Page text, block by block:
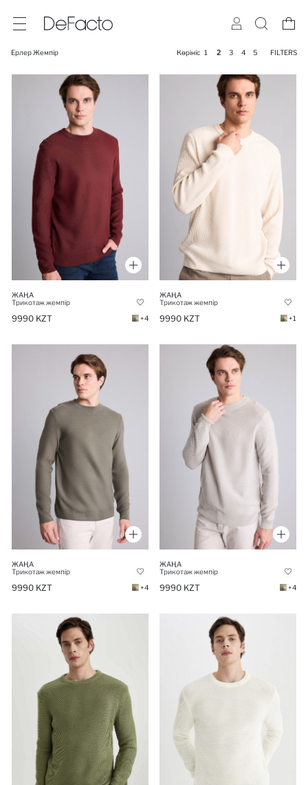
Ерлер Жемпір Көрініс 1 2 3 4 5 FILTERS
ЖАҢА
Трикотаж жемпір
9990 KZT +4
ЖАҢА
Трикотаж жемпір
9990 KZT +1
ЖАҢА
Трикотаж жемпір
9990 KZT +4
ЖАҢА
Трикотаж жемпір
9990 KZT +4